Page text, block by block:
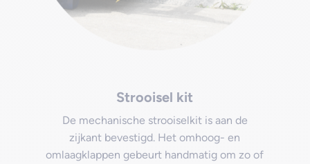
Strooisel kit
De mechanische strooiselkit is aan de
zijkant bevestigd. Het omhoog- en
omlaagklappen gebeurt handmatig om zo of